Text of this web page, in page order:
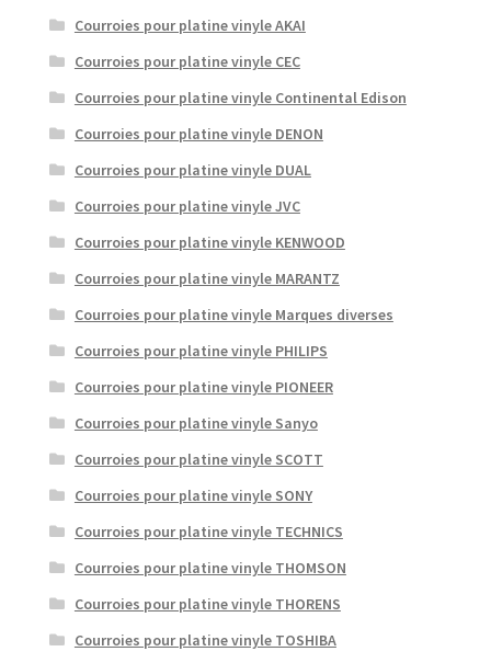
Courroies pour platine vinyle AKAI
Courroies pour platine vinyle CEC
Courroies pour platine vinyle Continental Edison
Courroies pour platine vinyle DENON
Courroies pour platine vinyle DUAL
Courroies pour platine vinyle JVC
Courroies pour platine vinyle KENWOOD
Courroies pour platine vinyle MARANTZ
Courroies pour platine vinyle Marques diverses
Courroies pour platine vinyle PHILIPS
Courroies pour platine vinyle PIONEER
Courroies pour platine vinyle Sanyo
Courroies pour platine vinyle SCOTT
Courroies pour platine vinyle SONY
Courroies pour platine vinyle TECHNICS
Courroies pour platine vinyle THOMSON
Courroies pour platine vinyle THORENS
Courroies pour platine vinyle TOSHIBA